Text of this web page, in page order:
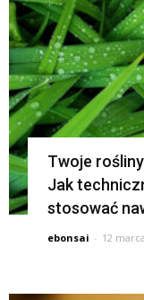
Twoje
Jak
stosować
ebonsai - 12